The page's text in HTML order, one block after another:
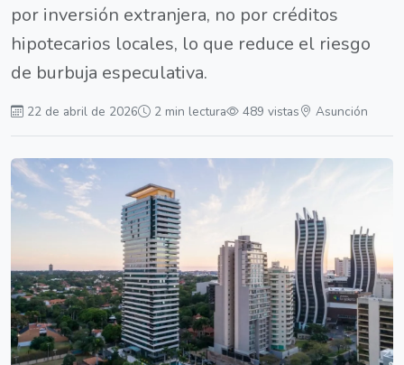
por inversión extranjera, no por créditos
hipotecarios locales, lo que reduce el riesgo
de burbuja especulativa.
22 de abril de 2026 2 min lectura 489 vistas Asunción